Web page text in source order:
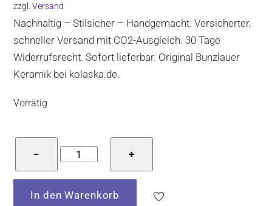
zzgl.Versand
Nachhaltig – Stilsicher – Handgemacht. Versicherter,
schneller Versand mit CO2-Ausgleich. 30 Tage
Widerrufsrecht. Sofort lieferbar. Original Bunzlauer
Keramik bei kolaska.de.
Vorrätig
−
Bunzlauer
Keramik
Kegelschale,
F19
+
In den Warenkorb